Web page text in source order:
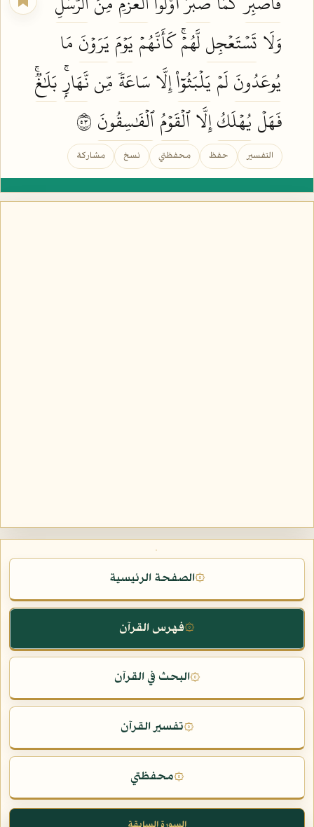
وَلَا تَسۡتَعۡجِللَّهُمۡۚ كَأَنَّهُمۡ يَوۡمَ يَرَوۡنَ مَا
يُوعَدُونَلَمۡ يَلۡبَثُوٓاْإِلَّاسَاعَةٗمِّننَّهَارِۭۚبَلَٰغٞۚ
فَهَلۡ يُهۡلَكُإِلَّاٱلۡقَوۡمُٱلۡفَٰسِقُونَ
التفسير حفظ محفظتي نسخ مشاركة
۞الصفحة الرئيسية
۞فهرس القرآن
۞البحث في القرآن
۞تفسير القرآن
۞محفظتي